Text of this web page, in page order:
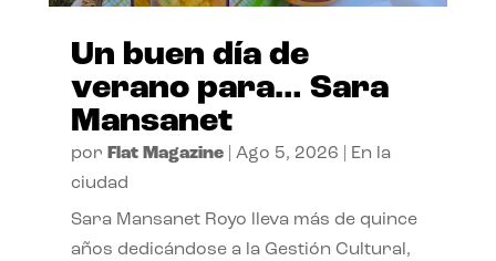
Un buen día de
verano para… Sara
Mansanet
por Flat Magazine| Ago 5, 2026
En la
ciudad
Sara Mansanet Royo lleva más de quince
años dedicándose a la Gestión Cultural,